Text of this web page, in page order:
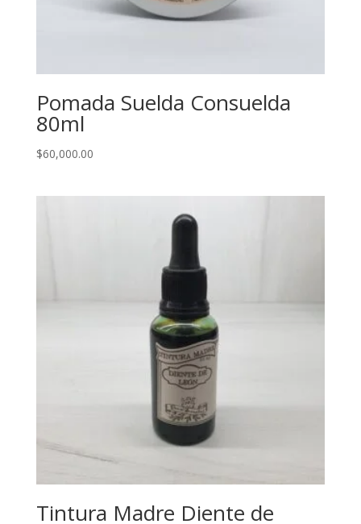
Pomada Suelda Consuelda
80ml
$60,000.00
Tintura Madre Diente de